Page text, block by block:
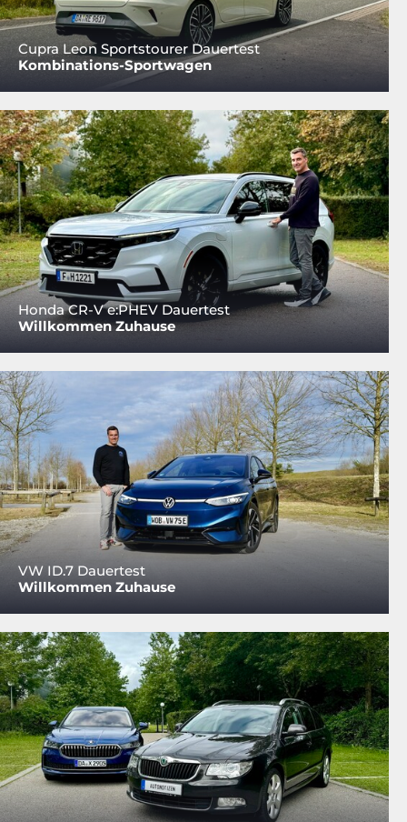
Cupra Leon Sportstourer Dauertest
Kombinations-Sportwagen
Honda CR-V e:PHEV Dauertest
Willkommen Zuhause
VW ID.7 Dauertest
Willkommen Zuhause